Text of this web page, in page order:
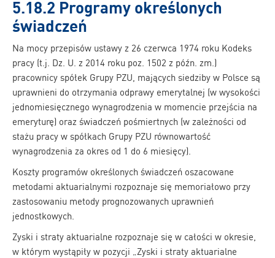
5.18.2 Programy określonych
świadczeń
Na mocy przepisów ustawy z 26 czerwca 1974 roku Kodeks
pracy (t.j. Dz. U. z 2014 roku poz. 1502 z późn. zm.)
pracownicy spółek Grupy PZU, mających siedziby w Polsce są
uprawnieni do otrzymania odprawy emerytalnej (w wysokości
jednomiesięcznego wynagrodzenia w momencie przejścia na
emeryturę) oraz świadczeń pośmiertnych (w zależności od
stażu pracy w spółkach Grupy PZU równowartość
wynagrodzenia za okres od 1 do 6 miesięcy).
Koszty programów określonych świadczeń oszacowane
metodami aktuarialnymi rozpoznaje się memoriałowo przy
zastosowaniu metody prognozowanych uprawnień
jednostkowych.
Zyski i straty aktuarialne rozpoznaje się w całości w okresie,
w którym wystąpiły w pozycji „Zyski i straty aktuarialne